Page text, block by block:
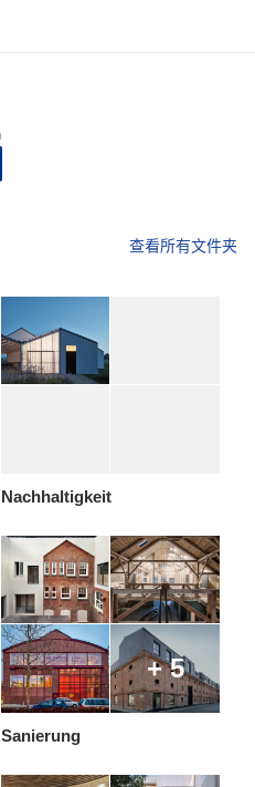
查看所有文件夹
Nachhaltigkeit
+ 5
Sanierung